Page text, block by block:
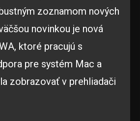
zoznamom nových
novinkou je nová
ktoré pracujú s
pre systém Mac a
zobrazovať v prehliadači